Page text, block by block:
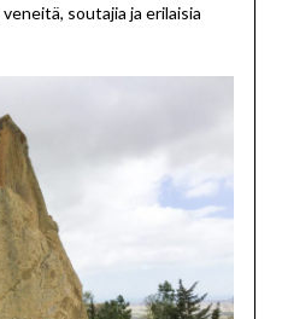
soutajia ja erilaisia